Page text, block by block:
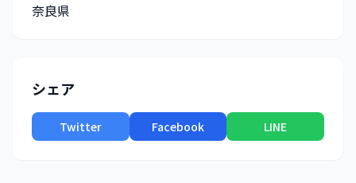
奈良県
シェア
Twitter Facebook LINE